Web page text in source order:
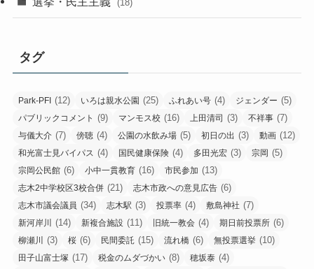
(18)
タグ
Park-PFI (12) いろは親水公園 (25) ふれあい号 (4) ジェンダー (5)
パブリックコメント (9) マンモス校 (16) 上田清司 (3) 不祥事 (7)
与儀大介 (7) 傍聴 (4) 公園の水飲み場 (5) 初日の出 (3) 動画 (12)
和光富士見バイパス (4) 国民健康保険 (4) 多田光宏 (3) 宗岡 (5)
宗岡公民館 (6) 小中一貫教育 (16) 市民参加 (13)
志木2中学校区3校合併 (21) 志木市政への意見広告 (6)
志木市議会議員 (34) 志木駅 (3) 投票率 (4) 敷島神社 (7)
新河岸川 (14) 新複合施設 (11) 旧統一教会 (4) 期日前投票所 (6)
柳瀬川 (3) 桜 (6) 民間委託 (15) 流れ橋 (6) 無投票選挙 (10)
田子山富士塚 (17) 税金のムダづかい (8) 穂坂泰 (4)